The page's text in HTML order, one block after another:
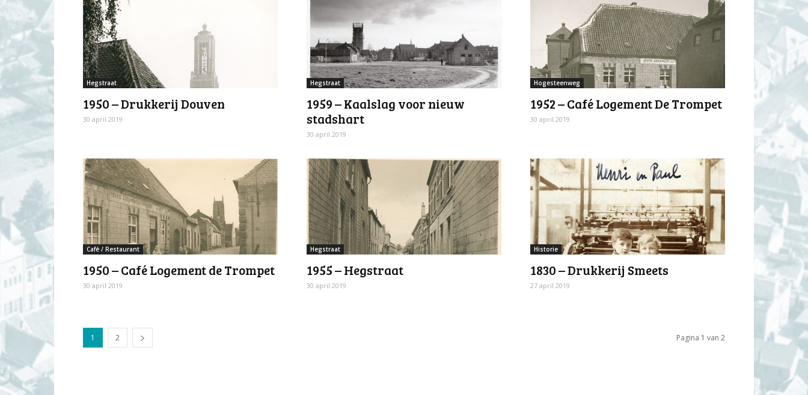
Hegstraat
1950 – Drukkerij Douven
30 april 2019
Hegstraat
1959 – Kaalslag voor nieuw
stadshart
30 april 2019
Hogesteenweg
1952 – Café Logement De Trompet
30 april 2019
Café / Restaurant
1950 – Café Logement de Trompet
30 april 2019
Hegstraat
1955 – Hegstraat
30 april 2019
Historie
1830 – Drukkerij Smeets
27 april 2019
1 2 Pagina 1 van 2